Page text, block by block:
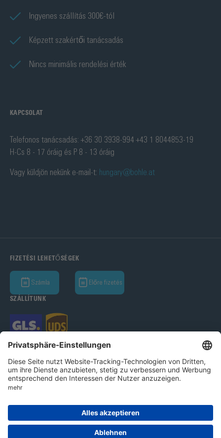
Ingyenes szállítás 300€-tól
Képzett szakértői tanácsadás
Nincs minimális rendelési érték
KAPCSOLAT
Telefonos tanácsadás: +36 30 3938-994 +43 1 8044853-19
H-Cs 8 - 17 óráig és P 8 - 13 óráig
Vagy küldjön nekünk e-mail-t: hungary@bohle.at
FIZETÉSI LEHETŐSÉGEK
Számla Előre fizetés
SZÁLLÍTUNK
Bohle GmbH 2026
Adatvédelmi nyilatkozat
Ált.Üz.Felt.